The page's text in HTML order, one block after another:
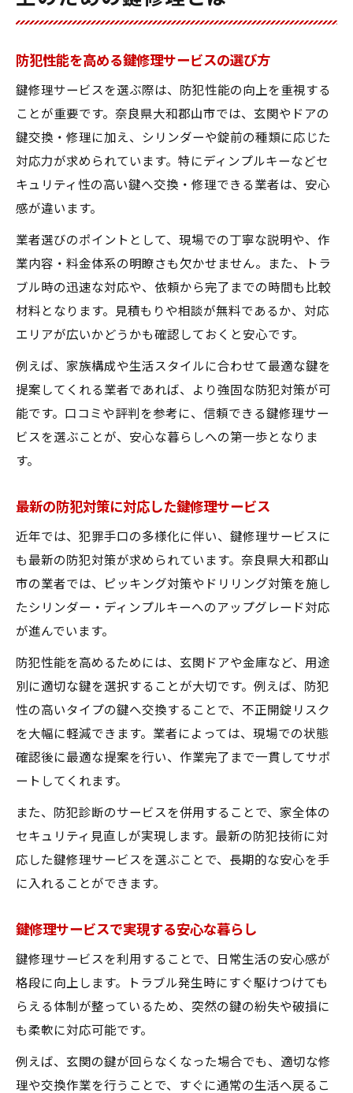
防犯性能を高める鍵修理サービスの選び方
鍵修理サービスを選ぶ際は、防犯性能の向上を重視する
ことが重要です。奈良県大和郡山市では、玄関やドアの
鍵交換・修理に加え、シリンダーや錠前の種類に応じた
対応力が求められています。特にディンプルキーなどセ
キュリティ性の高い鍵へ交換・修理できる業者は、安心
感が違います。
業者選びのポイントとして、現場での丁寧な説明や、作
業内容・料金体系の明瞭さも欠かせません。また、トラ
ブル時の迅速な対応や、依頼から完了までの時間も比較
材料となります。見積もりや相談が無料であるか、対応
エリアが広いかどうかも確認しておくと安心です。
例えば、家族構成や生活スタイルに合わせて最適な鍵を
提案してくれる業者であれば、より強固な防犯対策が可
能です。口コミや評判を参考に、信頼できる鍵修理サー
ビスを選ぶことが、安心な暮らしへの第一歩となりま
す。
最新の防犯対策に対応した鍵修理サービス
近年では、犯罪手口の多様化に伴い、鍵修理サービスに
も最新の防犯対策が求められています。奈良県大和郡山
市の業者では、ピッキング対策やドリリング対策を施し
たシリンダー・ディンプルキーへのアップグレード対応
が進んでいます。
防犯性能を高めるためには、玄関ドアや金庫など、用途
別に適切な鍵を選択することが大切です。例えば、防犯
性の高いタイプの鍵へ交換することで、不正開錠リスク
を大幅に軽減できます。業者によっては、現場での状態
確認後に最適な提案を行い、作業完了まで一貫してサポ
ートしてくれます。
また、防犯診断のサービスを併用することで、家全体の
セキュリティ見直しが実現します。最新の防犯技術に対
応した鍵修理サービスを選ぶことで、長期的な安心を手
に入れることができます。
鍵修理サービスで実現する安心な暮らし
鍵修理サービスを利用することで、日常生活の安心感が
格段に向上します。トラブル発生時にすぐ駆けつけても
らえる体制が整っているため、突然の鍵の紛失や破損に
も柔軟に対応可能です。
例えば、玄関の鍵が回らなくなった場合でも、適切な修
理や交換作業を行うことで、すぐに通常の生活へ戻るこ